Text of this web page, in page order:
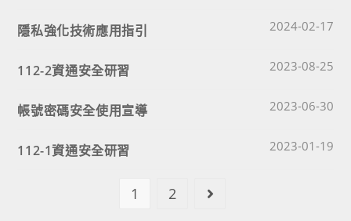
隱私強化技術應用指引 Post published:
2024-02-17
112-2資通安全研習 Post published:
2023-08-25
帳號密碼安全使用宣導 Post published:
2023-06-30
112-1資通安全研習 Post published:
2023-01-19
1 2 Go to the next page